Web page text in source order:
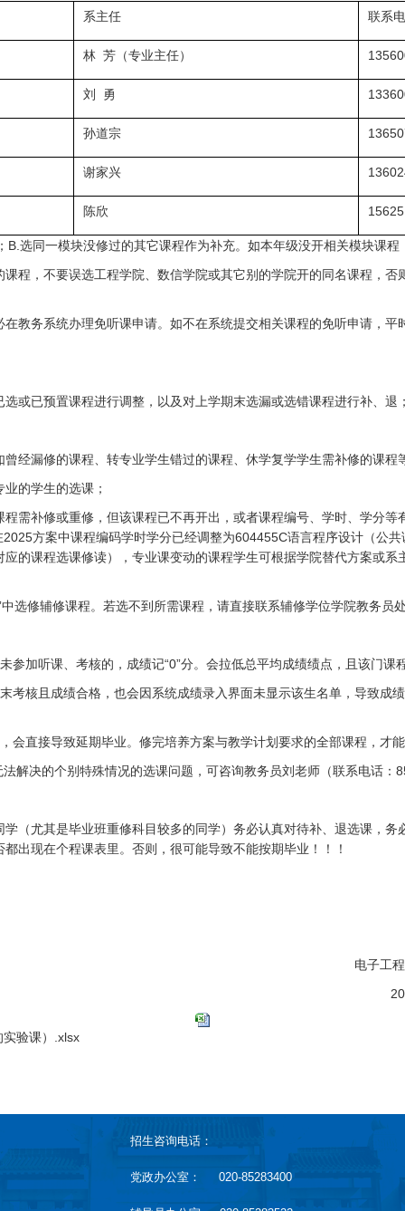
系主任 联系
林 芳（专业主任）
刘 勇
孙道宗
谢家兴
陈欣
选同一模块没修过的其它课程作为补充。如本年级没开相关模块课程
程，不要误选工程学院、数信学院或其它别的学院开的同名课程，
教务系统办理免听课申请。如不在系统提交相关课程的免听申请，
或已预置课程进行调整，以及对上学期末选漏或选错课程进行补、退
经漏修的课程、转专业学生错过的课程、休学复学学生需补修的课程
的学生的选课；
需补修或重修，但该课程已不再开出，或者课程编号、学时、学分
方案中课程编码学时学分已经调整为604455C语言程序设计（公
的课程选课修读），专业课变动的课程学生可根据学院替代方案或
选修辅修课程。若选不到所需课程，请直接联系辅修学位学院教务员
参加听课、考核的，成绩记“0”分。会拉低总平均成绩绩点，且该门课
考核且成绩合格，也会因系统成绩录入界面未显示该生名单，导致成
会直接导致延期毕业。修完培养方案与教学计划要求的全部课程，才
解决的个别特殊情况的选课问题，可咨询教务员刘老师（联系电话：
（尤其是毕业班重修科目较多的同学）务必认真对待补、退选课，
出现在个程课表里。否则，很可能导致不能按期毕业！！！
院（人工智能
09月09
验课）.xlsx
招生咨询电话：
党政办公室： 020-85283400